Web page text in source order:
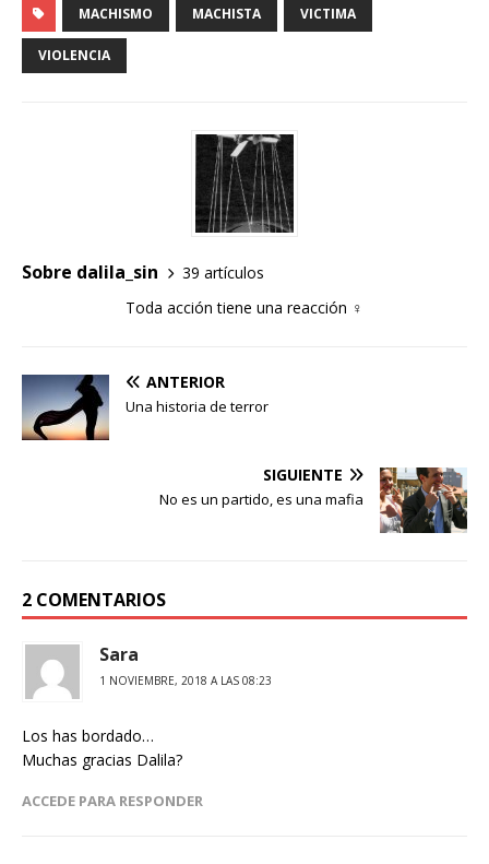
MACHISMO MACHISTA VICTIMA
VIOLENCIA
Sobre dalila_sin
39 artículos
Toda acción tiene una reacción ♀
ANTERIOR
Una historia de terror
SIGUIENTE
No es un partido, es una mafia
2 COMENTARIOS
Sara
1 NOVIEMBRE, 2018 A LAS 08:23
Los has bordado…
Muchas gracias Dalila?
ACCEDE PARA RESPONDER